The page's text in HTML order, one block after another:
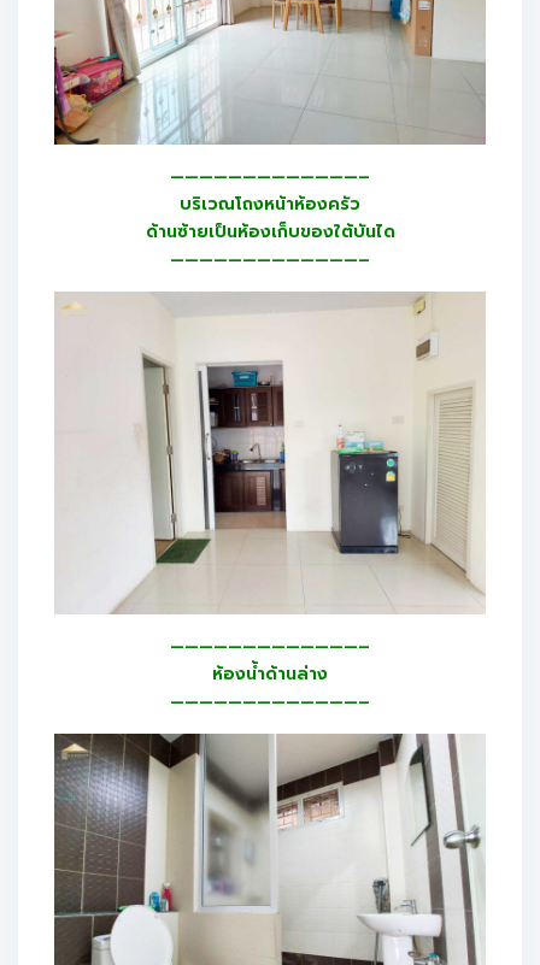
—————————————–
บริเวณโถงหน้าห้องครัว
ด้านซ้ายเป็นห้องเก็บของใต้บันได
—————————————–
—————————————–
ห้องน้ำด้านล่าง
—————————————–